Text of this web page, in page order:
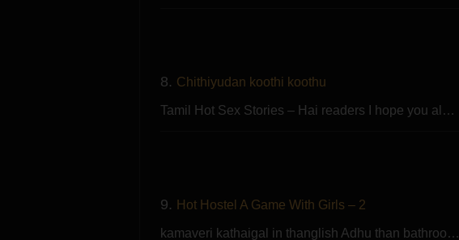
8. Chithiyudan koothi koothu
Tamil Hot Sex Stories – Hai readers I hope you al…
9. Hot Hostel A Game With Girls – 2
kamaveri kathaigal in thanglish Adhu than bathroo…